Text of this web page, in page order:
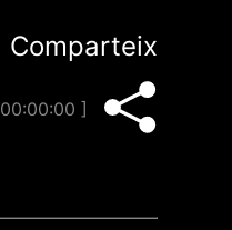
Comparteix
00:00:00 ]